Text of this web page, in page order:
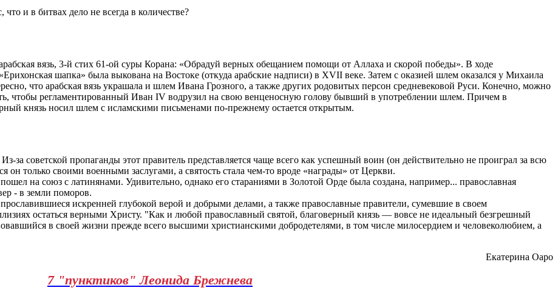
и в битвах дело не всегда в количестве?
вязь, 3-й стих 61-ой суры Корана: «Обрадуй верных обещанием помощи от Аллаха и скорой победы». В ходе
шапка» была выкована на Востоке (откуда арабские надписи) в XVII веке. Затем с оказией шлем оказался у Михаила
что арабская вязь украшала и шлем Ивана Грозного, а также других родовитых персон средневековой Руси. Конечно, можно
чтобы регламентированный Иван IV водрузил на свою венценосную голову бывший в употреблении шлем. Причем в
князь носил шлем с исламскими письменами по-прежнему остается открытым.
за советской пропаганды этот правитель представляется чаще всего как успешный воин (он действительно не проиграл за всю
только своими военными заслугами, а святость стала чем-то вроде «награды» от Церкви.
на союз с латинянами. Удивительно, однако его стараниями в Золотой Орде была создана, например... православная
- в земли поморов.
искренней глубокой верой и добрыми делами, а также православные правители, сумевшие в своем
остаться верными Христу. "Как и любой православный святой, благоверный князь — вовсе не идеальный безгрешный
в своей жизни прежде всего высшими христианскими добродетелями, в том числе милосердием и человеколюбием, а
Екатерина Оаро
7 "пунктиков" Леонида Брежнева